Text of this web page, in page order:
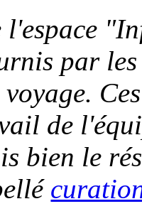
l'espace
par
de
bien le